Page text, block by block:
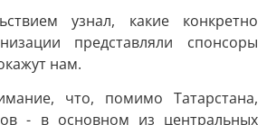
узнал, какие конкретно
представляли спонсоры
нам.
что, помимо Татарстана,
- в основном из центральных